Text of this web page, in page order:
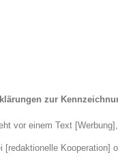
zur
vor einem Text
[redaktionelle Kooperation]